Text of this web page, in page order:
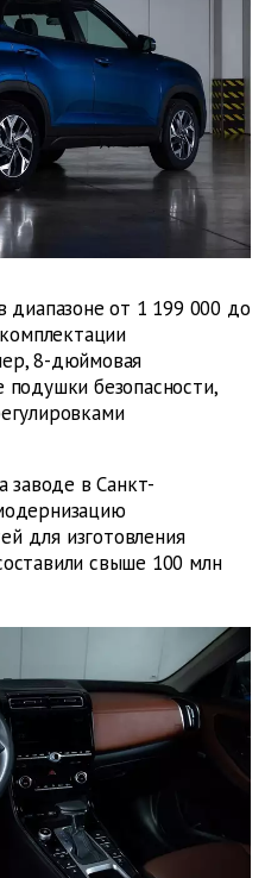
от 1 199 000 до
8-дюймовая
безопасности,
заводе в Санкт-
для изготовления
свыше 100 млн